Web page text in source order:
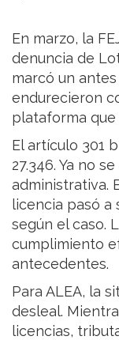
En marzo, la
denuncia de
marcó un
endurecieron
plataforma que
El artículo 301
27.346. Ya no
administrativa.
licencia pasó
según el caso.
cumplimiento
antecedentes.
Para ALEA, la
desleal.
licencias,